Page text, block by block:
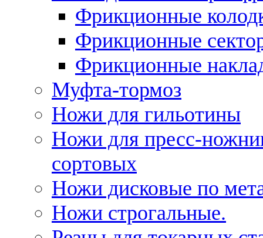
Фрикционные
Фрикционные
Фрикционные
Муфта-тормоз
Ножи для гильотины
Ножи для пресс-
сортовых
Ножи дисковые по
Ножи строгальные.